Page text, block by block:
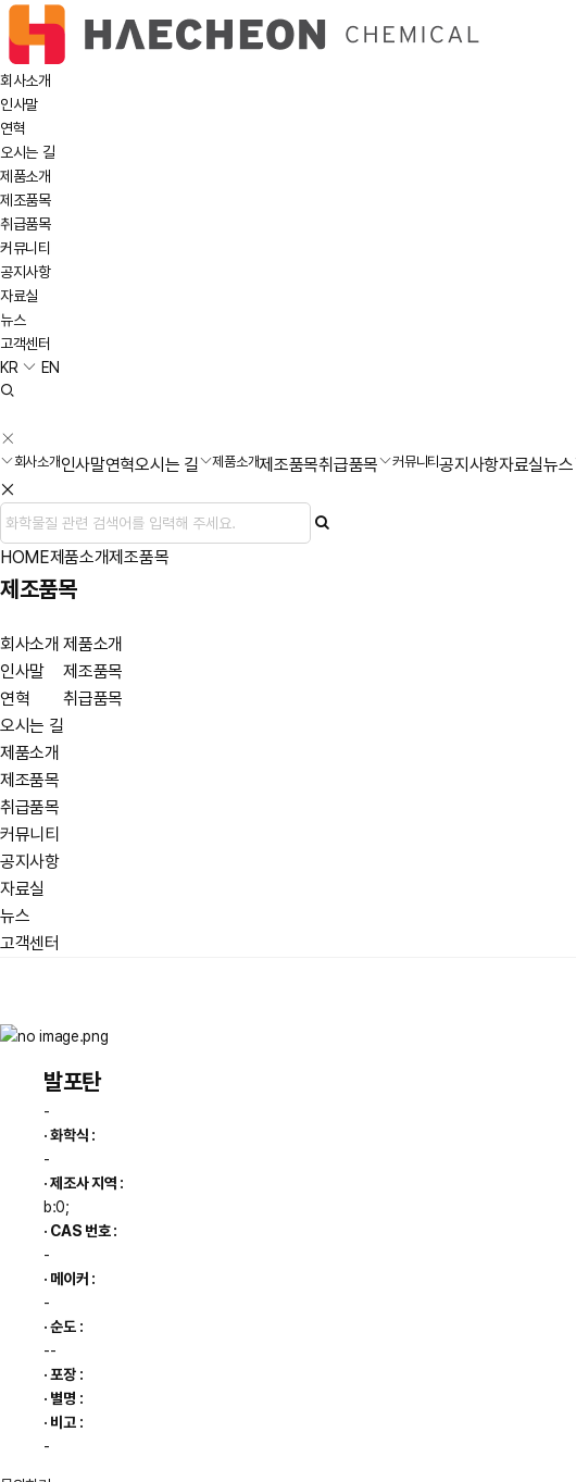
회사소개
인사말
연혁
오시는 길
제품소개
제조품목
취급품목
커뮤니티
공지사항
자료실
뉴스
고객센터
KR
EN
회사소개 인사말연혁오시는 길 제품소개제조품목취급품목 커뮤니티공지사항자료실뉴스
HOME제품소개제조품목
제조품목
회사소개
인사말
연혁
오시는 길
제품소개
제조품목
취급품목
커뮤니티
공지사항
자료실
뉴스
고객센터
제품소개
제조품목
취급품목
발포탄
-
· 화학식 :
-
· 제조사 지역 :
b:0;
· CAS 번호 :
-
· 메이커 :
-
· 순도 :
--
· 포장 :
· 별명 :
· 비고 :
-